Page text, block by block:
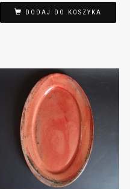
DODAJ DO KOSZYKA